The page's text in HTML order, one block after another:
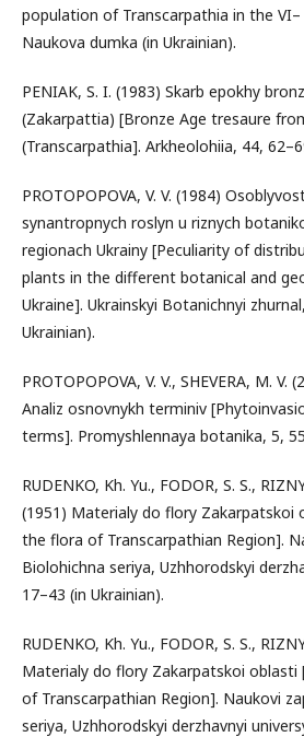
population of Transcarpathia in the
Naukova dumka (in Ukrainian).
PENIAK, S. I. (1983) Skarb epokhy
(Zakarpattia) [Bronze Age tresaure
(Transcarpathia]. Arkheolohiia, 44,
PROTOPOPOVA, V. V. (1984)
synantropnych roslyn u riznych
regionach Ukrainy [Peculiarity of
plants in the different botanical and
Ukraine]. Ukrainskyi Botanichnyi
Ukrainian).
PROTOPOPOVA, V. V., SHEVERA, M. V.
Analiz osnovnykh terminiv
terms]. Promyshlennaya botanika, 5,
RUDENKO, Kh. Yu., FODOR, S. S.,
(1951) Materialy do flory Zakarpatskoi
the flora of Transcarpathian Region].
Biolohichna seriya, Uzhhorodskyi
17–43 (in Ukrainian).
RUDENKO, Kh. Yu., FODOR, S. S.,
Materialy do flory Zakarpatskoi
of Transcarpathian Region]. Naukovi
seriya, Uzhhorodskyi derzhavnyi